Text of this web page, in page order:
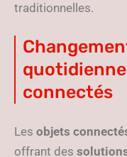
traditionnelles.
connectés
Les objets
offrant des